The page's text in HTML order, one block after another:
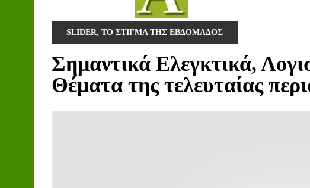
SLIDER, ΤΟ ΣΤΙΓΜΑ ΤΗΣ ΕΒΔΟΜΑΔΟΣ
Σημαντικά Ελεγκτικά,
Θέματα της τελευταίας